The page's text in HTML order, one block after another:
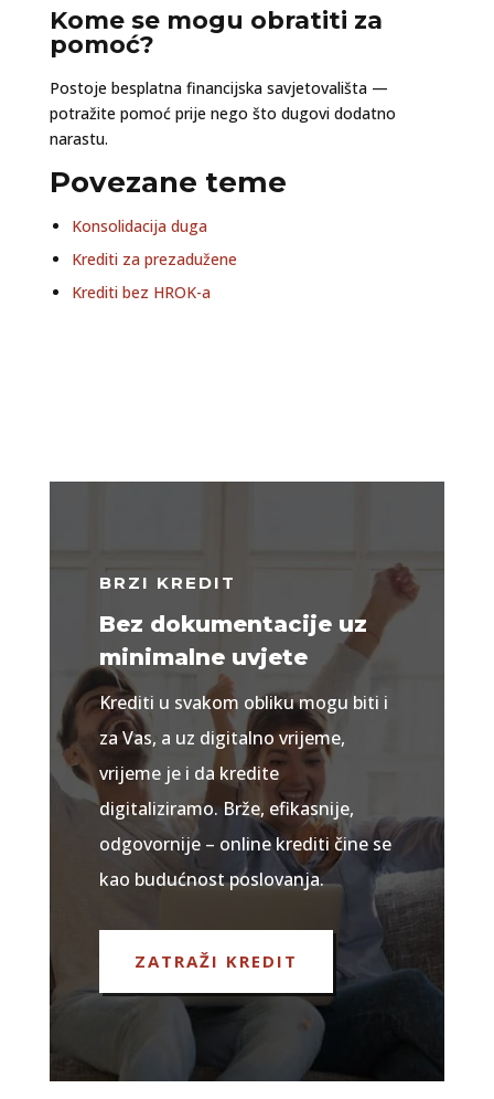
Kome se mogu obratiti za
pomoć?
Postoje besplatna financijska savjetovališta —
potražite pomoć prije nego što dugovi dodatno
narastu.
Povezane teme
Konsolidacija duga
Krediti za prezadužene
Krediti bez HROK-a
BRZI KREDIT
Bez dokumentacije uz
minimalne uvjete
Krediti u svakom obliku mogu biti i
za Vas, a uz digitalno vrijeme,
vrijeme je i da kredite
digitaliziramo. Brže, efikasnije,
odgovornije – online krediti čine se
kao budućnost poslovanja.
ZATRAŽI KREDIT